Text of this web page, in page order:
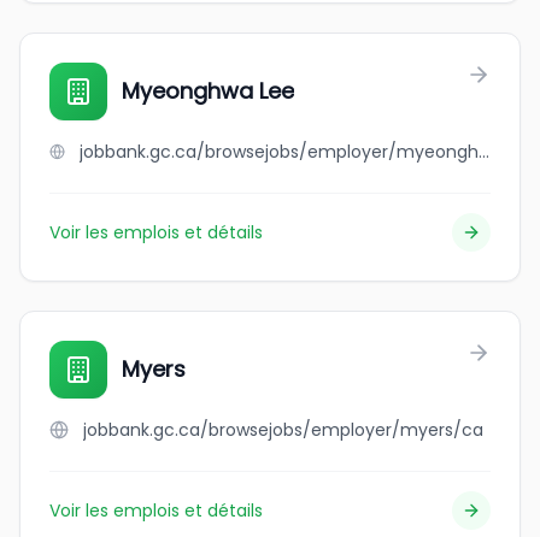
Myeonghwa Lee
jobbank.gc.ca/browsejobs/employer/myeonghwa+lee/ca
Voir les emplois et détails
Myers
jobbank.gc.ca/browsejobs/employer/myers/ca
Voir les emplois et détails